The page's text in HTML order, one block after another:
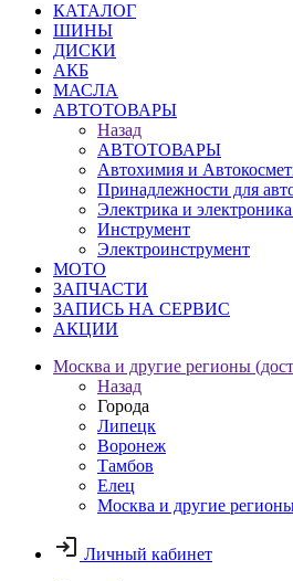
КАТАЛОГ
ШИНЫ
ДИСКИ
АКБ
МАСЛА
АВТОТОВАРЫ
Назад
АВТОТОВАРЫ
Автохимия и
Принадлежности для
Электрика и
Инструмент
Электроинструмент
МОТО
ЗАПЧАСТИ
ЗАПИСЬ НА СЕРВИС
АКЦИИ
Москва и другие регионы
Назад
Города
Липецк
Воронеж
Тамбов
Елец
Москва и другие
Личный кабинет